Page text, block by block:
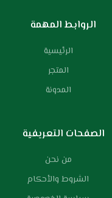
الروابط المهمة
الرئيسية
المتجر
المدونة
الصفحات التعريفية
من نحن
الشروط والأحكام